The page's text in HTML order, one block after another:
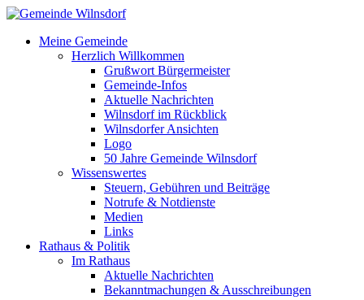
Meine Gemeinde
Herzlich Willkommen
Grußwort Bürgermeister
Gemeinde-Infos
Aktuelle Nachrichten
Wilnsdorf im Rückblick
Wilnsdorfer Ansichten
Logo
50 Jahre Gemeinde Wilnsdorf
Wissenswertes
Steuern, Gebühren und Beiträge
Notrufe & Notdienste
Medien
Links
Rathaus & Politik
Im Rathaus
Aktuelle Nachrichten
Bekanntmachungen & Ausschreibungen